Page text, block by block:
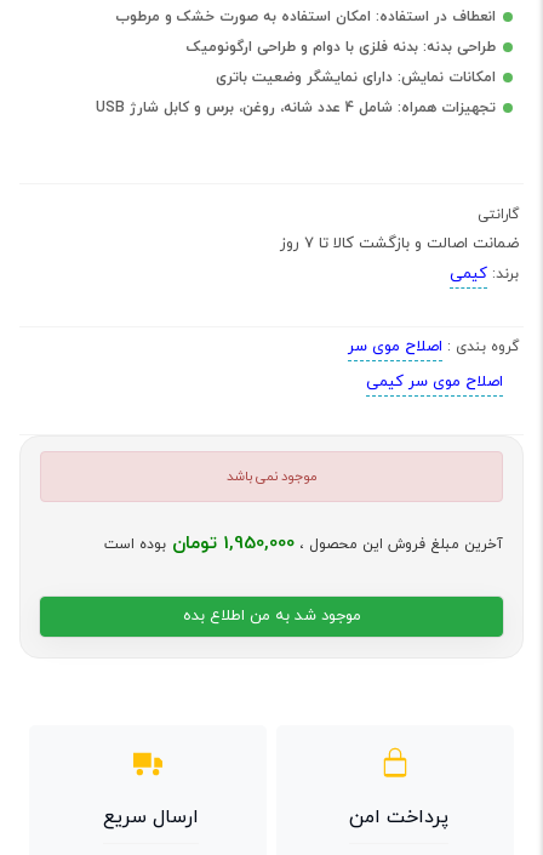
انعطاف در استفاده: امکان استفاده به صورت خشک و مرطوب
طراحی بدنه: بدنه فلزی با دوام و طراحی ارگونومیک
امکانات نمایش: دارای نمایشگر وضعیت باتری
تجهیزات همراه: شامل 4 عدد شانه، روغن، برس و کابل شارژ USB
گارانتی
ضمانت اصالت و بازگشت کالا تا 7 روز
برند: کیمی
گروه بندی : اصلاح موی سر
اصلاح موی سر کیمی
موجود نمی باشد
آخرین مبلغ فروش این محصول ، 1,950,000 تومان بوده است
موجود شد به من اطلاع بده
پرداخت امن ارسال سریع